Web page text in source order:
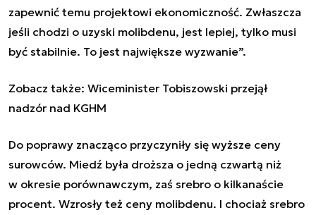
zapewnić temu projektowi ekonomiczność. Zwłaszcza
jeśli chodzi o uzyski molibdenu, jest lepiej, tylko musi
być stabilnie. To jest największe wyzwanie”.
Zobacz także: Wiceminister Tobiszowski przejął
nadzór nad KGHM
Do poprawy znacząco przyczyniły się wyższe ceny
surowców. Miedź była droższa o jedną czwartą niż
w okresie porównawczym, zaś srebro o kilkanaście
procent. Wzrosły też ceny molibdenu. I chociaż srebro